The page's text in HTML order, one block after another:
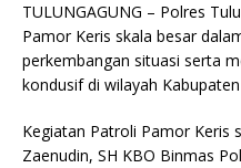
TULUNGAGUNG – Polres
Pamor Keris skala besar
perkembangan situasi serta
kondusif di wilayah
Kegiatan Patroli Pamor Keris
Zaenudin, SH KBO Binmas